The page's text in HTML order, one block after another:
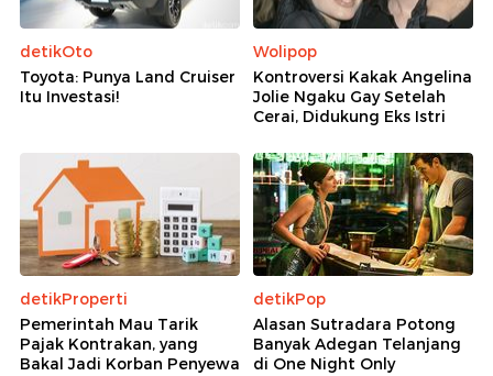
detikOto
Toyota: Punya Land Cruiser
Itu Investasi!
Wolipop
Kontroversi Kakak Angelina
Jolie Ngaku Gay Setelah
Cerai, Didukung Eks Istri
detikProperti
Pemerintah Mau Tarik
Pajak Kontrakan, yang
Bakal Jadi Korban Penyewa
detikPop
Alasan Sutradara Potong
Banyak Adegan Telanjang
di One Night Only